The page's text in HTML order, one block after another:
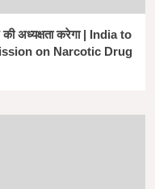
अध्यक्षता करेगा | India to
on Narcotic Drug